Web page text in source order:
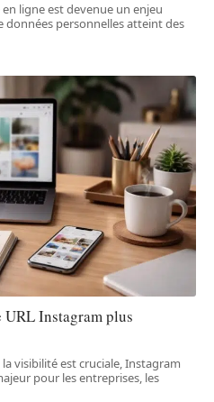
ligne est devenue un enjeu
données personnelles atteint des
URL Instagram plus
visibilité est cruciale, Instagram
pour les entreprises, les